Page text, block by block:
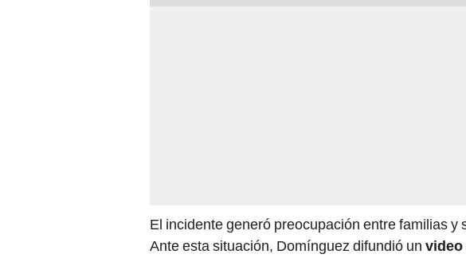
El incidente generó preocupación entre familias y
Ante esta situación, Domínguez difundió un video